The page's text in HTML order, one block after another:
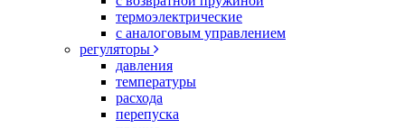
термоэлектрические
с аналоговым управлением
регуляторы
давления
температуры
расхода
перепуска